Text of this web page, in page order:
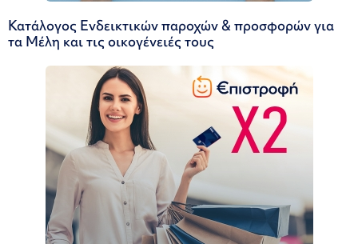
Κατάλογος Ενδεικτικών παροχών & προσφορών για
τα Μέλη και τις οικογένειές τους